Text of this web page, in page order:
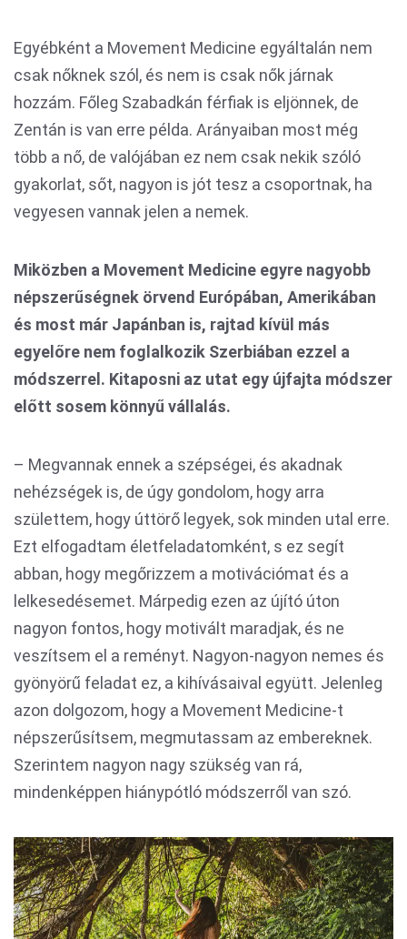
Egyébként a Movement Medicine egyáltalán nem
csak nőknek szól, és nem is csak nők járnak
hozzám. Főleg Szabadkán férfiak is eljönnek, de
Zentán is van erre példa. Arányaiban most még
több a nő, de valójában ez nem csak nekik szóló
gyakorlat, sőt, nagyon is jót tesz a csoportnak, ha
vegyesen vannak jelen a nemek.
Miközben a Movement Medicine egyre nagyobb
népszerűségnek örvend Európában, Amerikában
és most már Japánban is, rajtad kívül más
egyelőre nem foglalkozik Szerbiában ezzel a
módszerrel. Kitaposni az utat egy újfajta módszer
előtt sosem könnyű vállalás.
– Megvannak ennek a szépségei, és akadnak
nehézségek is, de úgy gondolom, hogy arra
születtem, hogy úttörő legyek, sok minden utal erre.
Ezt elfogadtam életfeladatomként, s ez segít
abban, hogy megőrizzem a motivációmat és a
lelkesedésemet. Márpedig ezen az újító úton
nagyon fontos, hogy motivált maradjak, és ne
veszítsem el a reményt. Nagyon-nagyon nemes és
gyönyörű feladat ez, a kihívásaival együtt. Jelenleg
azon dolgozom, hogy a Movement Medicine-t
népszerűsítsem, megmutassam az embereknek.
Szerintem nagyon nagy szükség van rá,
mindenképpen hiánypótló módszerről van szó.